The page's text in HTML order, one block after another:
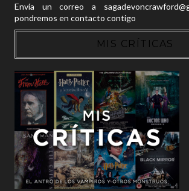
Envía un correo a
pondremos en contacto contigo
MIS CRÍTICAS